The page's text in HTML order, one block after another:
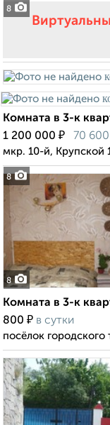
8
8
Комната в 3-к
1 200 000 ₽ 70 600
мкр. 10-й, Крупской
8
Комната в 3-к
800 ₽ в сутки
посёлок городского